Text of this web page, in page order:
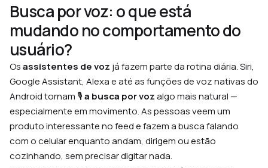
Busca por voz: o que está
mudando no comportamento do
usuário?
Osassistentes de voz já fazem parte da rotina diária. Siri,
Google Assistant, Alexa e até as funções de voz nativas do
Android tornam 🎙️a busca por vozalgo mais natural —
especialmente em movimento. As pessoas veem um
produto interessante no feed e fazem a busca falando
com o celular enquanto andam, dirigem ou estão
cozinhando, sem precisar digitar nada.